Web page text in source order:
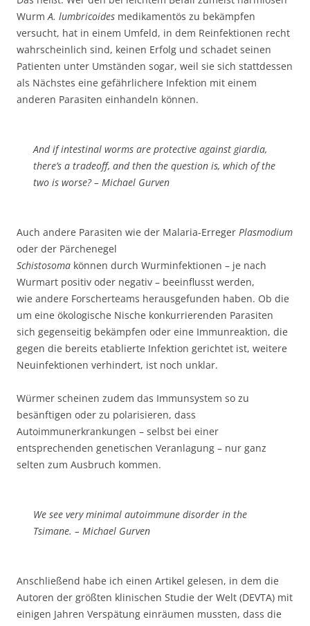
WurmA. lumbricoides medikamentös zu bekämpfen
versucht, hat in einem Umfeld, in dem Reinfektionen recht
wahrscheinlich sind, keinen Erfolg und schadet seinen
Patienten unter Umständen sogar, weil sie sich stattdessen
als Nächstes eine gefährlichere Infektion mit einem
anderen Parasiten einhandeln können.
And if intestinal worms are protective against giardia,
there’s a tradeoff, and then the question is, which of the
two is worse? – Michael Gurven
Auch andere Parasiten wie der Malaria-Erreger Plasmodium
oder der Pärchenegel
Schistosoma können durch Wurminfektionen – je nach
Wurmart positiv oder negativ – beeinflusst werden,
wie andere Forscherteams herausgefunden haben. Ob die
um eine ökologische Nische konkurrierenden Parasiten
sich gegenseitig bekämpfen oder eine Immunreaktion, die
gegen die bereits etablierte Infektion gerichtet ist, weitere
Neuinfektionen verhindert, ist noch unklar.
Würmer scheinen zudem das Immunsystem so zu
besänftigen oder zu polarisieren, dass
Autoimmunerkrankungen – selbst bei einer
entsprechenden genetischen Veranlagung – nur ganz
selten zum Ausbruch kommen.
We see very minimal autoimmune disorder in the
Tsimane. – Michael Gurven
Anschließend habe ich einen Artikel gelesen, in dem die
Autoren der größten klinischen Studie der Welt (DEVTA) mit
einigen Jahren Verspätung einräumen mussten, dass die